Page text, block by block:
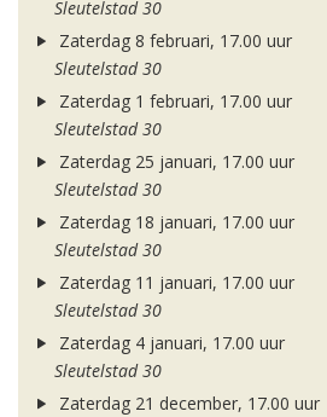
Sleutelstad 30
Zaterdag 8 februari, 17.00 uur
Sleutelstad 30
Zaterdag 1 februari, 17.00 uur
Sleutelstad 30
Zaterdag 25 januari, 17.00 uur
Sleutelstad 30
Zaterdag 18 januari, 17.00 uur
Sleutelstad 30
Zaterdag 11 januari, 17.00 uur
Sleutelstad 30
Zaterdag 4 januari, 17.00 uur
Sleutelstad 30
Zaterdag 21 december, 17.00 uur